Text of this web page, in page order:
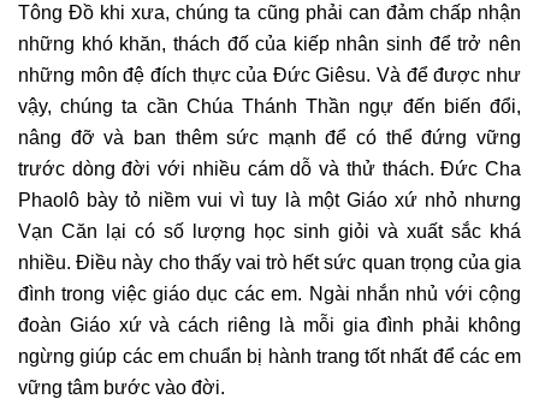
Tông Đồ khi xưa, chúng ta cũng phải can đảm chấp nhận
những khó khăn, thách đố của kiếp nhân sinh để trở nên
những môn đệ đích thực của Đức Giêsu. Và để được như
vậy, chúng ta cần Chúa Thánh Thần ngự đến biến đổi,
nâng đỡ và ban thêm sức mạnh để có thể đứng vững
trước dòng đời với nhiều cám dỗ và thử thách. Đức Cha
Phaolô bày tỏ niềm vui vì tuy là một Giáo xứ nhỏ nhưng
Vạn Căn lại có số lượng học sinh giỏi và xuất sắc khá
nhiều. Điều này cho thấy vai trò hết sức quan trọng của gia
đình trong việc giáo dục các em. Ngài nhắn nhủ với cộng
đoàn Giáo xứ và cách riêng là mỗi gia đình phải không
ngừng giúp các em chuẩn bị hành trang tốt nhất để các em
vững tâm bước vào đời.